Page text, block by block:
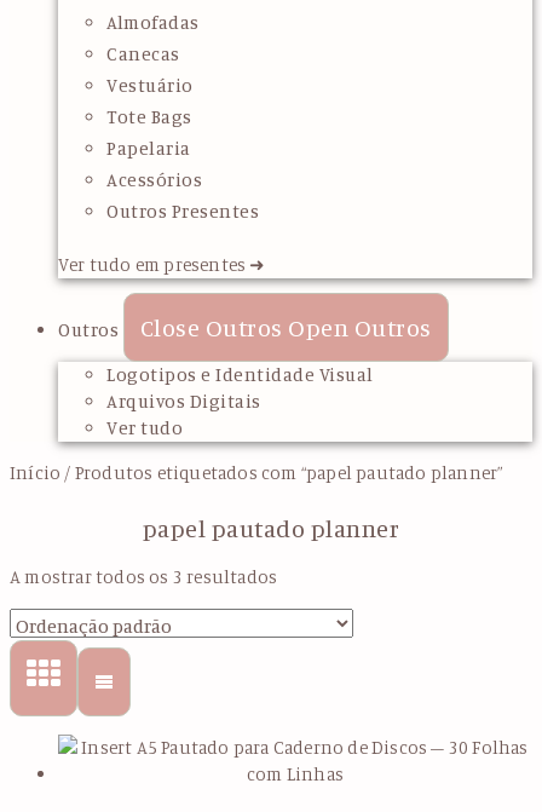
Almofadas
Canecas
Vestuário
Tote Bags
Papelaria
Acessórios
Outros Presentes
Ver tudo em presentes ➜
Outros Close Outros Open Outros
Logotipos e Identidade Visual
Arquivos Digitais
Ver tudo
Início / Produtos etiquetados com “papel pautado planner”
papel pautado planner
A mostrar todos os 3 resultados